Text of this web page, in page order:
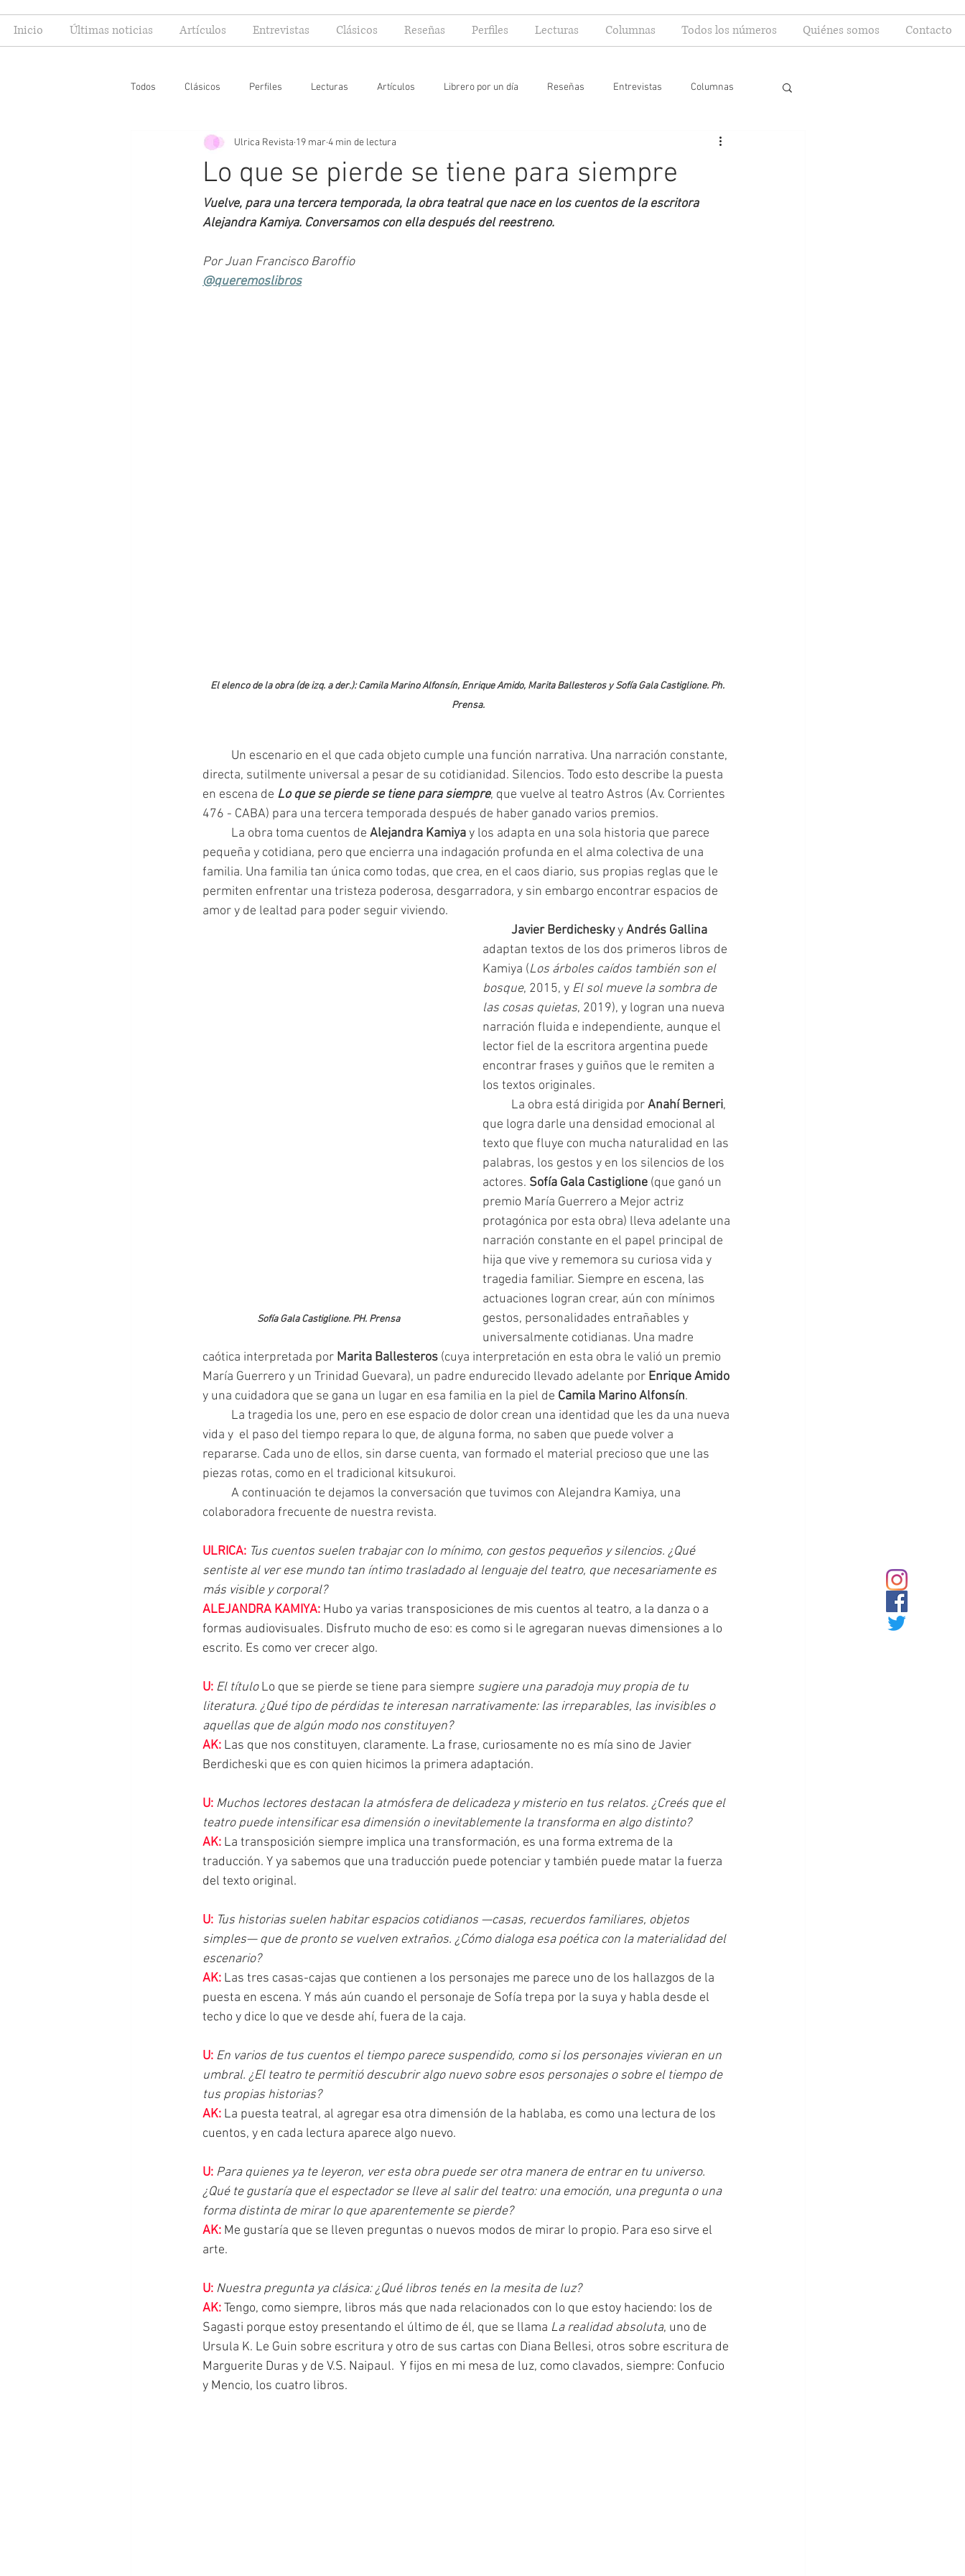
Inicio Últimas noticias Artículos Entrevistas Clásicos Reseñas Perfiles Lecturas Columnas Todos los números Quiénes somos Contacto
Todos Clásicos Perfiles Lecturas Artículos Librero por un día Reseñas Entrevistas Columnas
Editoriales Especial FIL Mi yo lector
Lo que se pierde se tiene para siempre
Ulrica Revista 19 mar 4 min de lectura
Vuelve, para una tercera temporada, la obra teatral que nace en los cuentos de la escritora
Alejandra Kamiya. Conversamos con ella después del reestreno.
Por Juan Francisco Baroffio
@queremoslibros
El elenco de la obra (de izq. a der.): Camila Marino Alfonsín, Enrique Amido, Marita Ballesteros y Sofía Gala Castiglione. Ph.
Prensa.
directa, sutilmente universal a pesar de su cotidianidad. Silencios. Todo esto describe la puesta
en escena de Lo que se pierde se tiene para siempre, que vuelve al teatro Astros (Av. Corrientes
476 - CABA) para una tercera temporada después de haber ganado varios premios.
	La obra toma cuentos de
Alejandra Kamiya y los adapta en una sola historia que parece
pequeña y cotidiana, pero que encierra una indagación profunda en el alma colectiva de una
familia. Una familia tan única como todas, que crea, en el caos diario, sus propias reglas que le
permiten enfrentar una tristeza poderosa, desgarradora, y sin embargo encontrar espacios de
amor y de lealtad para poder seguir viviendo.
Sofía Gala Castiglione. PH. Prensa
Javier Berdichesky y Andrés Gallina
adaptan textos de los dos primeros libros de
Kamiya (Los árboles caídos también son el
bosque, 2015, y El sol mueve la sombra de
las cosas quietas, 2019), y logran una nueva
narración fluida e independiente, aunque el
lector fiel de la escritora argentina puede
encontrar frases y guiños que le remiten a
los textos originales.
	La obra está dirigida por
Anahí Berneri,
que logra darle una densidad emocional al
texto que fluye con mucha naturalidad en las
palabras, los gestos y en los silencios de los
actores. Sofía Gala Castiglione (que ganó un
premio María Guerrero a Mejor actriz
protagónica por esta obra) lleva adelante una
narración constante en el papel principal de
hija que vive y rememora su curiosa vida y
tragedia familiar. Siempre en escena, las
actuaciones logran crear, aún con mínimos
gestos, personalidades entrañables y
universalmente cotidianas. Una madre
caótica interpretada por Marita Ballesteros (cuya interpretación en esta obra le valió un premio
María Guerrero y un Trinidad Guevara), un padre endurecido llevado adelante por Enrique Amido
y una cuidadora que se gana un lugar en esa familia en la piel de Camila Marino Alfonsín.
vida y  el paso del tiempo repara lo que, de alguna forma, no saben que puede volver a
repararse. Cada uno de ellos, sin darse cuenta, van formado el material precioso que une las
piezas rotas, como en el tradicional kitsukuroi.
colaboradora frecuente de nuestra revista.
ULRICA: Tus cuentos suelen trabajar con lo mínimo, con gestos pequeños y silencios. ¿Qué
sentiste al ver ese mundo tan íntimo trasladado al lenguaje del teatro, que necesariamente es
más visible y corporal?
ALEJANDRA KAMIYA: Hubo ya varias transposiciones de mis cuentos al teatro, a la danza o a
formas audiovisuales. Disfruto mucho de eso: es como si le agregaran nuevas dimensiones a lo
escrito. Es como ver crecer algo.
U: El título Lo que se pierde se tiene para siempre sugiere una paradoja muy propia de tu
literatura. ¿Qué tipo de pérdidas te interesan narrativamente: las irreparables, las invisibles o
aquellas que de algún modo nos constituyen?
AK: Las que nos constituyen, claramente. La frase, curiosamente no es mía sino de Javier
Berdicheski que es con quien hicimos la primera adaptación.
U: Muchos lectores destacan la atmósfera de delicadeza y misterio en tus relatos. ¿Creés que el
teatro puede intensificar esa dimensión o inevitablemente la transforma en algo distinto?
AK: La transposición siempre implica una transformación, es una forma extrema de la
traducción. Y ya sabemos que una traducción puede potenciar y también puede matar la fuerza
del texto original.
U: Tus historias suelen habitar espacios cotidianos —casas, recuerdos familiares, objetos
simples— que de pronto se vuelven extraños. ¿Cómo dialoga esa poética con la materialidad del
escenario?
AK: Las tres casas-cajas que contienen a los personajes me parece uno de los hallazgos de la
puesta en escena. Y más aún cuando el personaje de Sofía trepa por la suya y habla desde el
techo y dice lo que ve desde ahí, fuera de la caja.
U: En varios de tus cuentos el tiempo parece suspendido, como si los personajes vivieran en un
umbral. ¿El teatro te permitió descubrir algo nuevo sobre esos personajes o sobre el tiempo de
tus propias historias?
AK: La puesta teatral, al agregar esa otra dimensión de la hablaba, es como una lectura de los
cuentos, y en cada lectura aparece algo nuevo.
U: Para quienes ya te leyeron, ver esta obra puede ser otra manera de entrar en tu universo.
¿Qué te gustaría que el espectador se lleve al salir del teatro: una emoción, una pregunta o una
forma distinta de mirar lo que aparentemente se pierde?
AK: Me gustaría que se lleven preguntas o nuevos modos de mirar lo propio. Para eso sirve el
arte.
U: Nuestra pregunta ya clásica: ¿Qué libros tenés en la mesita de luz?
AK: Tengo, como siempre, libros más que nada relacionados con lo que estoy haciendo: los de
Sagasti porque estoy presentando el último de él, que se llama La realidad absoluta, uno de
Ursula K. Le Guin sobre escritura y otro de sus cartas con Diana Bellesi, otros sobre escritura de
Marguerite Duras y de V.S. Naipaul.  Y fijos en mi mesa de luz, como clavados, siempre: Confucio
y Mencio, los cuatro libros.